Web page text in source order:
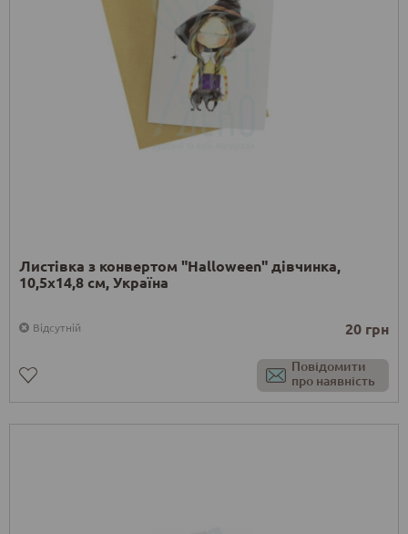
Листівка з конвертом "Halloween" дівчинка,
10,5х14,8 см, Україна
Відсутній 20 грн
Повідомити
про наявність